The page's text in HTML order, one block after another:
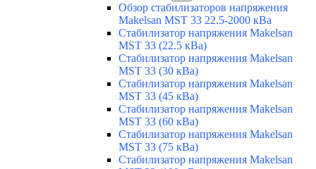
Обзор стабилизаторов напряжения
Makelsan MST 33 22.5-2000 кВа
Стабилизатор напряжения Makelsan
MST 33 (22.5 кВа)
Стабилизатор напряжения Makelsan
MST 33 (30 кВа)
Стабилизатор напряжения Makelsan
MST 33 (45 кВа)
Стабилизатор напряжения Makelsan
MST 33 (60 кВа)
Стабилизатор напряжения Makelsan
MST 33 (75 кВа)
Стабилизатор напряжения Makelsan